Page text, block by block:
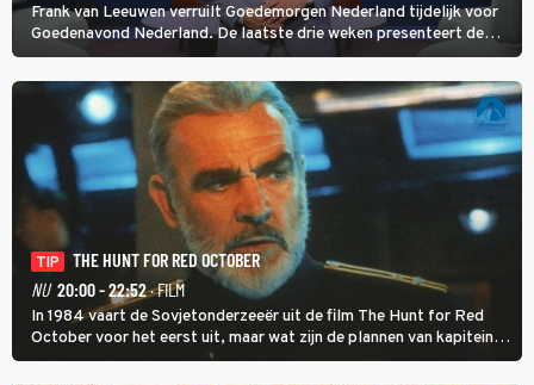
Frank van Leeuwen verruilt Goedemorgen Nederland tijdelijk voor
Goedenavond Nederland. De laatste drie weken presenteert de
journalist en De Slimste Mens-winnaar deze avondtalkshow om en
om met Sam Hagens, die er al vanaf het begin bij is.
TIP
THE HUNT FOR RED OCTOBER
NU 20:00 - 22:52· FILM
In 1984 vaart de Sovjetonderzeeër uit de film The Hunt for Red
October voor het eerst uit, maar wat zijn de plannen van kapitein
Marko Ramius?